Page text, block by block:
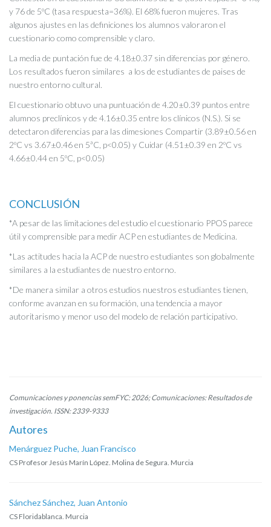
y 76 de 5ºC (tasa respuesta=36%). El 68% fueron mujeres. Tras
algunos ajustes en las definiciones los alumnos valoraron el
cuestionario como comprensible y claro.
La media de puntación fue de 4.18±0.37 sin diferencias por género.
Los resultados fueron similares a los de estudiantes de paises de
nuestro entorno cultural.
El cuestionario obtuvo una puntuación de 4.20±0.39 puntos entre
alumnos preclínicos y de 4.16±0.35 entre los clínicos (N.S.). Si se
detectaron diferencias para las dimesiones Compartir (3.89±0.56 en
2ºC vs 3.67±0.46 en 5ªC, p<0.05) y Cuidar (4.51±0.39 en 2ºC vs
4.66±0.44 en 5ºC, p<0.05)
CONCLUSIÓN
*A pesar de las limitaciones del estudio el cuestionario PPOS parece
útil y comprensible para medir ACP en estudiantes de Medicina.
*Las actitudes hacia la ACP de nuestro estudiantes son globalmente
similares a la estudiantes de nuestro entorno.
*De manera similar a otros estudios nuestros estudiantes tienen,
conforme avanzan en su formación, una tendencia a mayor
autoritarismo y menor uso del modelo de relación participativo.
Comunicaciones y ponencias semFYC: 2026; Comunicaciones: Resultados de
investigación. ISSN: 2339-9333
Autores
Menárguez Puche, Juan Francisco
CS Profesor Jesús Marín López. Molina de Segura. Murcia
Sánchez Sánchez, Juan Antonio
CS Floridablanca. Murcia